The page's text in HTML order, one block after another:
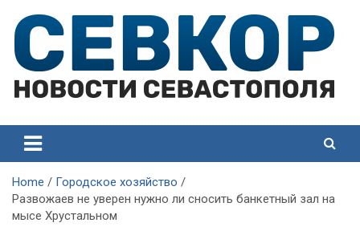
content
Севастополя
Севастополя
Home
Городское хозяйство
Развожаев не уверен нужно ли сносить банкетный зал на
мысе Хрустальном